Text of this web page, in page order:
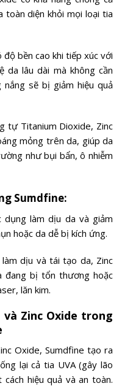
toàn diện khỏi mọi loại tia
độ bền cao khi tiếp xúc với
da lâu dài mà không cần
nắng sẽ bị giảm hiệu quả
tự Titanium Dioxide, Zinc
mỏng trên da, giúp da
như bụi bẩn, ô nhiễm
Sumdfine:
dụng làm dịu da và giảm
hoặc da dễ bị kích ứng.
dịu và tái tạo da, Zinc
đang bị tổn thương hoặc
lăn kim.
Zinc Oxide trong
Oxide, Sumdfine tạo ra
lại cả tia UVA (gây lão
hiệu quả và an toàn.